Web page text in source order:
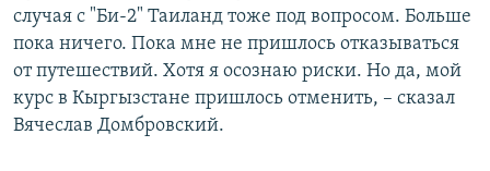
случая с "Би-2" Таиланд тоже под вопросом. Больше
пока ничего. Пока мне не пришлось отказываться
от путешествий. Хотя я осознаю риски. Но да, мой
курс в Кыргызстане пришлось отменить, – сказал
Вячеслав Домбровский.